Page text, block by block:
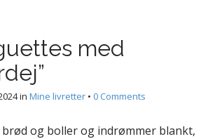
med
in Mine livretter • 0 Comments
brød og boller og indrømmer blankt,